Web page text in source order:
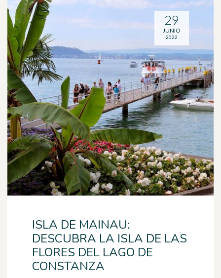
ISLA DE MAINAU:
DESCUBRA LA ISLA DE LAS
FLORES DEL LAGO DE
CONSTANZA
29
JUNIO
2022